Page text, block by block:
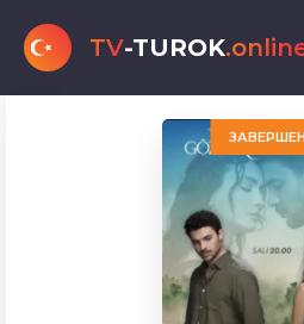
TV-TUROK
ЗАВЕРШЕН